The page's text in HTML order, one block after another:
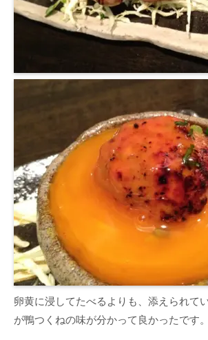
卵黄に浸してたべるよりも、添えられて
が鴨つくねの味が分かって良かったです。